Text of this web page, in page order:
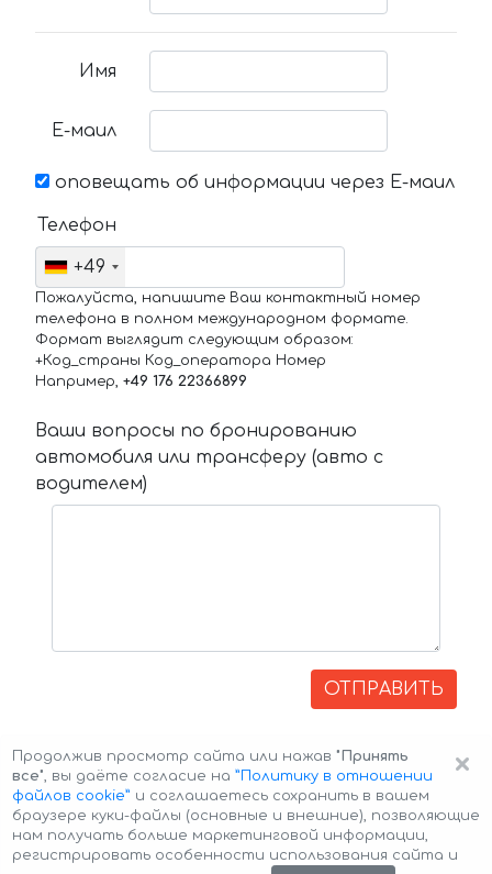
Имя
Е-маил
оповещать об информации через Е-маил
Телефон
+49
Пожалуйста, напишите Ваш контактный номер
телефона в полном международном формате.
Формат выглядит следующим образом:
+Код_страны Код_оператора Номер
Например, +49 176 22366899
Ваши вопросы по бронированию
автомобиля или трансферу (авто с
водителем)
ОТПРАВИТЬ
×
Продолжив просмотр сайта или нажав "Принять
все", вы даёте согласие на ”Политику в отношении
файлов cookie” и соглашаетесь сохранить в вашем
браузере куки-файлы (основные и внешние), позволяющие
нам получать больше маркетинговой информации,
регистрировать особенности использования сайта и